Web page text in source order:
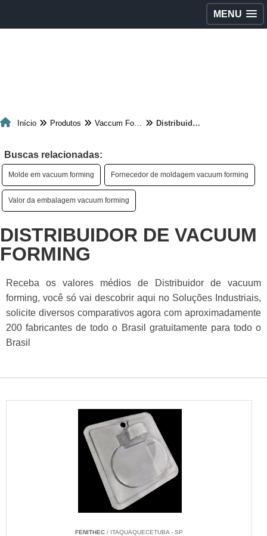
MENU
Início Produtos Vaccum Forming Distribuidor de vacuum forming
Buscas relacionadas:
Molde em vacuum forming Fornecedor de moldagem vacuum forming
Valor da embalagem vacuum forming
DISTRIBUIDOR DE VACUUM
FORMING
Receba os valores médios de Distribuidor de vacuum
forming, você só vai descobrir aqui no Soluções Industriais,
solicite diversos comparativos agora com aproximadamente
200 fabricantes de todo o Brasil gratuitamente para todo o
Brasil
FENITHEC / ITAQUAQUECETUBA - SP